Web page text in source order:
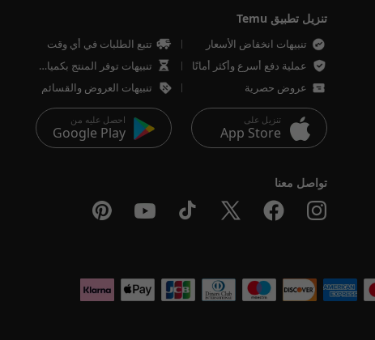
تنزيل تطبيق Temu
تنبيهات انخفاض الأسعار
تتبع الطلبات في أي وقت
عملية دفع أسرع وأكثر أمانًا
تنبيهات توفر المنتج بكميات محدودة
عروض حصرية
تنبيهات العروض والقسائم
تنزيل على
App Store
احصل عليه من
Google Play
تواصل معنا